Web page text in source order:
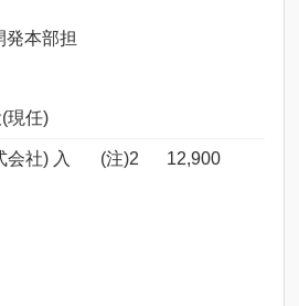
発本部担
現任)
会社) 入
(注)2 12,900